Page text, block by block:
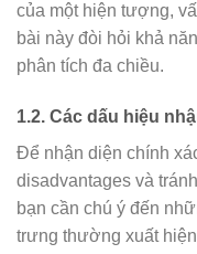
của một hiện tượng,
bài này đòi hỏi khả
phân tích đa chiều.
1.2. Các dấu hiệu
Để nhận diện chính
disadvantages và
bạn cần chú ý đến
trưng thường xuất